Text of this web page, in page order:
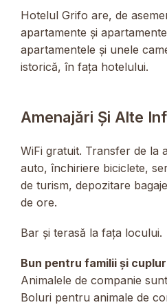
Hotelul Grifo are, de
apartamente și
apartamentele și unele
istorică, în fața hotelului.
Amenajări Și Alte
WiFi gratuit. Transfer de la
auto, închiriere biciclete,
de turism, depozitare
de ore.
Bar și terasă la fața locului.
Bun pentru familii și
Animalele de companie
Boluri pentru animale de